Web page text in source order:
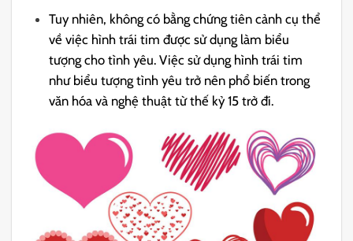
Tuy nhiên, không có bằng chứng tiên cảnh cụ thể
về việc hình trái tim được sử dụng làm biểu
tượng cho tình yêu. Việc sử dụng hình trái tim
như biểu tượng tình yêu trở nên phổ biến trong
văn hóa và nghệ thuật từ thế kỷ 15 trở đi.